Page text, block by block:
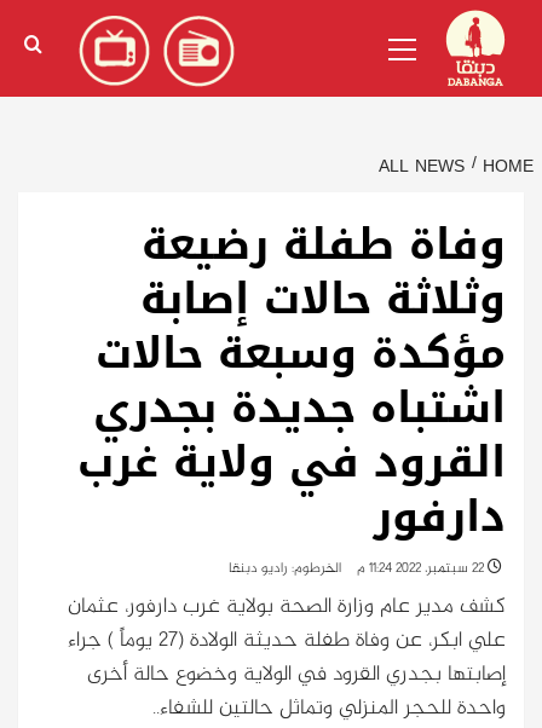
content
الإنجليزية)
Menu
HOME
ALL NEWS
وفاة طفلة رضيعة
وثلاثة حالات إصابة
مؤكدة وسبعة حالات
اشتباه جديدة بجدري
القرود في ولاية غرب
دارفور
الخرطوم: راديو دبنقا
كشف مدير عام وزارة الصحة بولاية غرب دارفور، عثمان
علي ابكر، عن وفاة طفلة حديثة الولادة (27 يوماً ) جراء
إصابتها بجدري القرود في الولاية وخضوع حالة أخرى
واحدة للحجر المنزلي وتماثل حالتين للشفاء..